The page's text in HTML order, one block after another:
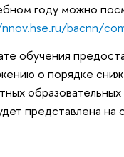
году можно
bacnn/
обучения
о порядке
образовательных
представлена на